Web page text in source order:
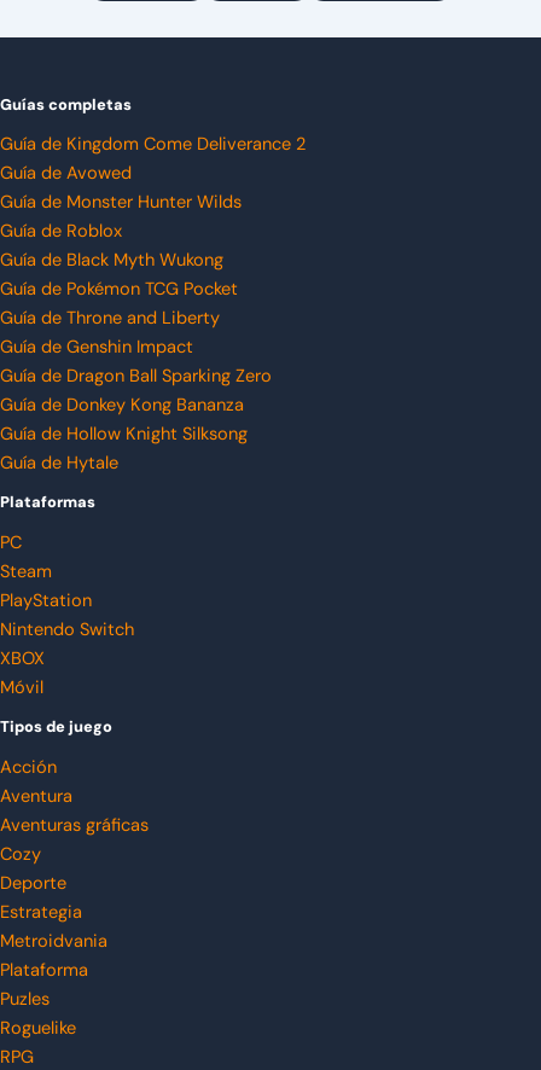
Guías completas
Guía de Kingdom Come Deliverance 2
Guía de Avowed
Guía de Monster Hunter Wilds
Guía de Roblox
Guía de Black Myth Wukong
Guía de Pokémon TCG Pocket
Guía de Throne and Liberty
Guía de Genshin Impact
Guía de Dragon Ball Sparking Zero
Guía de Donkey Kong Bananza
Guía de Hollow Knight Silksong
Guía de Hytale
Plataformas
PC
Steam
PlayStation
Nintendo Switch
XBOX
Móvil
Tipos de juego
Acción
Aventura
Aventuras gráficas
Cozy
Deporte
Estrategia
Metroidvania
Plataforma
Puzles
Roguelike
RPG